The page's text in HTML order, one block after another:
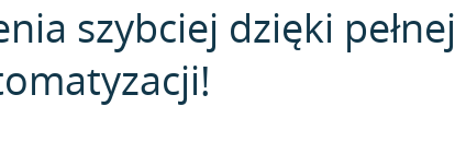
szybciej dzięki pełnej